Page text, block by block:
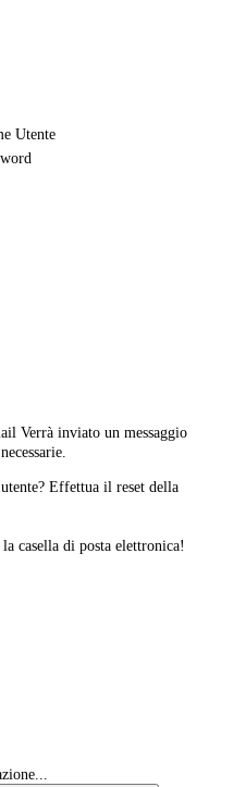
Utente
Verrà inviato un messaggio
Effettua il reset della
casella di posta elettronica!